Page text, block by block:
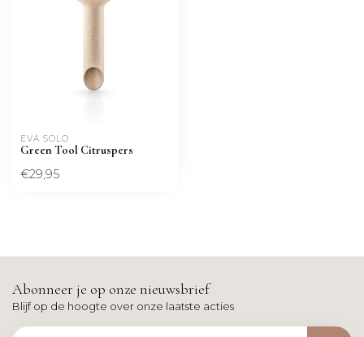
EVA SOLO
Green Tool Citruspers
€29,95
Abonneer je op onze nieuwsbrief
Blijf op de hoogte over onze laatste acties